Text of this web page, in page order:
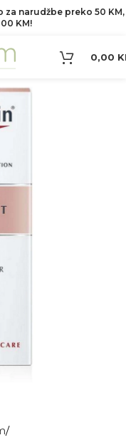
narudžbe preko 50 KM,
KM!
0,00